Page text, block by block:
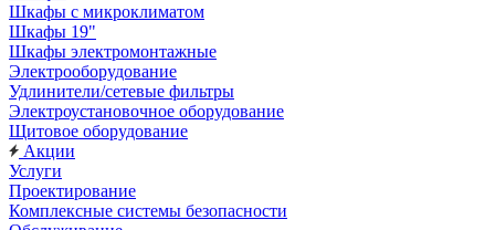
Шкафы с микроклиматом
Шкафы 19"
Шкафы электромонтажные
Электрооборудование
Удлинители/сетевые фильтры
Электроустановочное оборудование
Щитовое оборудование
Акции
Услуги
Проектирование
Комплексные системы безопасности